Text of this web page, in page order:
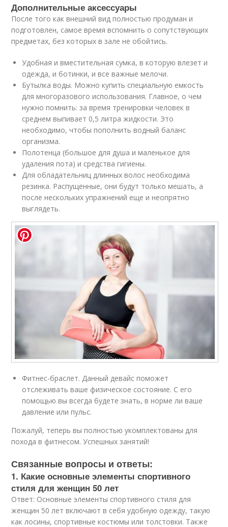
Дополнительные аксессуары
После того как внешний вид полностью продуман и
подготовлен, самое время вспомнить о сопутствующих
предметах, без которых в зале не обойтись.
Удобная и вместительная сумка, в которую влезет и
одежда, и ботинки, и все важные мелочи.
Бутылка воды. Можно купить специальную емкость
для многоразового использования. Главное, о чем
нужно помнить: за время тренировки человек в
среднем выпивает 0,5 литра жидкости. Это
необходимо, чтобы пополнить водный баланс
организма.
Полотенца (большое для душа и маленькое для
удаления пота) и средства гигиены.
Для обладательниц длинных волос необходима
резинка. Распущенные, они будут только мешать, а
после нескольких упражнений еще и неопрятно
выглядеть.
Фитнес-браслет. Данный девайс поможет
отслеживать ваше физическое состояние. С его
помощью вы всегда будете знать, в норме ли ваше
давление или пульс.
Пожалуй, теперь вы полностью укомплектованы для
похода в фитнесом. Успешных занятий!
Связанные вопросы и ответы:
1. Какие основные элементы спортивного
стиля для женщин 50 лет
Ответ: Основные элементы спортивного стиля для
женщин 50 лет включают в себя удобную одежду, такую
как лосины, спортивные костюмы или толстовки. Также